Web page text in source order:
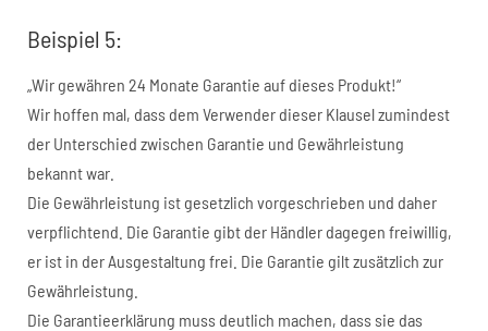
Beispiel 5:
„Wir gewähren 24 Monate Garantie auf dieses Produkt!“
Wir hoffen mal, dass dem Verwender dieser Klausel zumindest
der Unterschied zwischen Garantie und Gewährleistung
bekannt war.
Die Gewährleistung ist gesetzlich vorgeschrieben und daher
verpflichtend. Die Garantie gibt der Händler dagegen freiwillig,
er ist in der Ausgestaltung frei. Die Garantie gilt zusätzlich zur
Gewährleistung.
Die Garantieerklärung muss deutlich machen, dass sie das